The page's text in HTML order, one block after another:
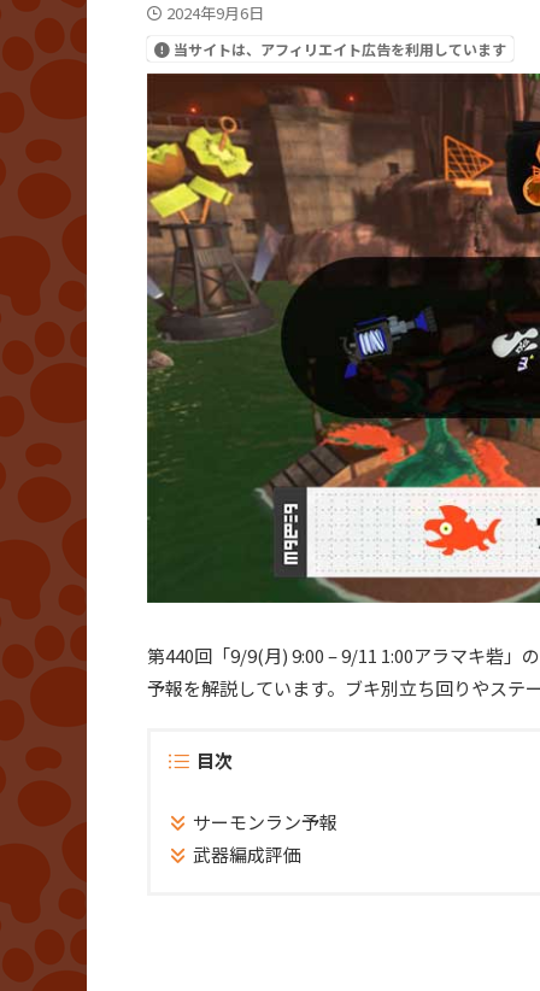
2024年9月6日
当サイトは、アフィリエイト広告を利用しています
第440回「9/9(月) 9:00 – 9/11 1:00アラマキ砦
予報を解説しています。ブキ別立ち回りやステ
目次
サーモンラン予報
武器編成評価